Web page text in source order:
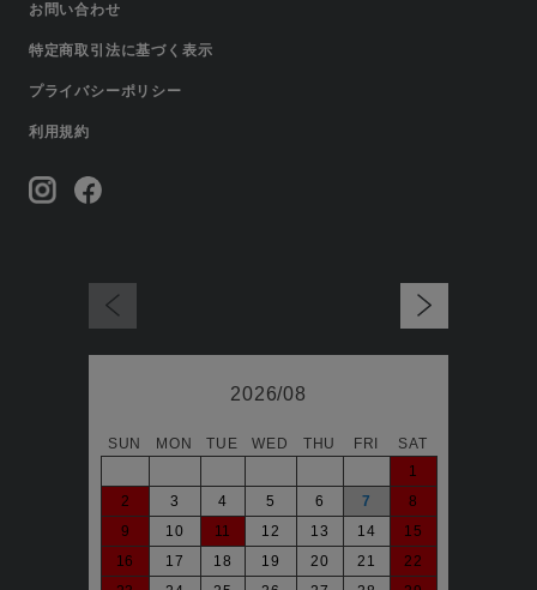
お問い合わせ
特定商取引法に基づく表示
プライバシーポリシー
利用規約
2026/08
SUN MON TUE WED THU FRI
SAT
1
2
3 4 5 6 7
8
9
10 11 12 13 14
15
16
17 18 19 20 21
22